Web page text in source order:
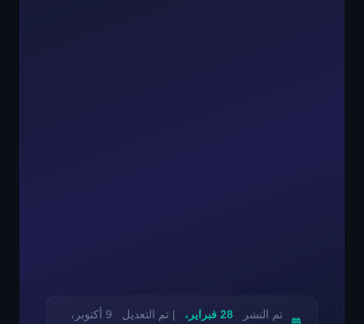
تم النشر
28 فبراير،
| تم التعديل
9 أكتوبر،